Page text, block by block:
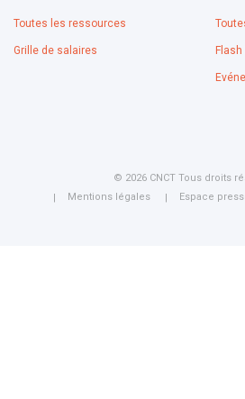
Toutes les ressources
Grille de salaires
© 2026 CNCT Tous droits
Mentions légales
Espace